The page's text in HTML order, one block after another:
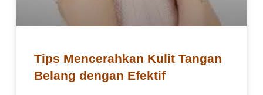
Tips Mencerahkan Kulit Tangan
Belang dengan Efektif